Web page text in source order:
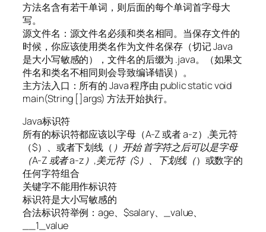
方法名含有若干单词，则后面的每个单词首字母大
写。
源文件名：源文件名必须和类名相同。当保存文件的
时候，你应该使用类名作为文件名保存（切记 Java
是大小写敏感的），文件名的后缀为 .java。（如果文
件名和类名不相同则会导致编译错误）。
主方法入口：所有的 Java 程序由 public static void
main(String []args) 方法开始执行。
Java标识符
所有的标识符都应该以字母（A-Z 或者 a-z）,美元符
（$）、或者下划线（ ）开始 首字符之后可以是字母
（A-Z 或者 a-z）,美元符（$）、下划线（）或数字的
任何字符组合
关键字不能用作标识符
标识符是大小写敏感的
合法标识符举例：age、$salary、_value、
__1_value